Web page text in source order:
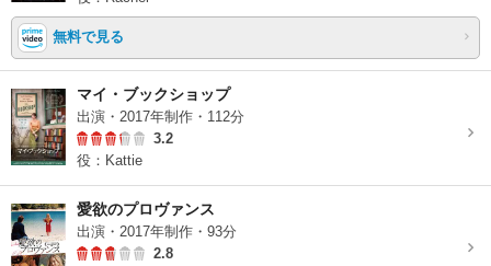
無料で見る
マイ・ブックショップ
出演・2017年制作・112分
3.2
役：Kattie
愛欲のプロヴァンス
出演・2017年制作・93分
2.8